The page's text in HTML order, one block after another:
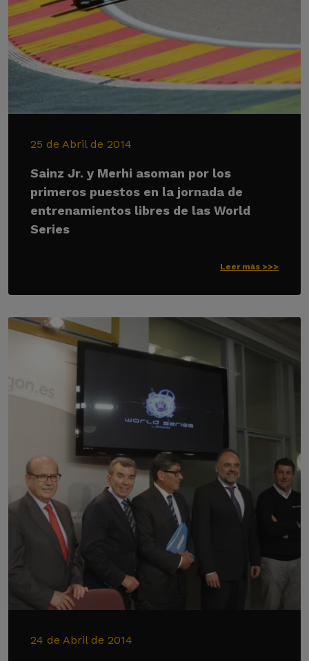
25 de Abril de 2014
Sainz Jr. y Merhi asoman por los
primeros puestos en la jornada de
entrenamientos libres de las World
Series
Leer más >>>
24 de Abril de 2014